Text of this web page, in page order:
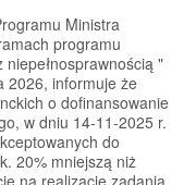
Ministra
programu
"
2026, informuje że
o dofinansowanie
w dniu 14-11-2025 r.
do
20% mniejszą niż